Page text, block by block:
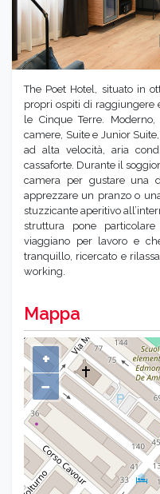
The Poet Hotel, situato in
propri ospiti di raggiungere
le Cinque Terre.
camere, Suite e Junior
ad alta velocità, aria
cassaforte. Durante il
camera per gustare una
apprezzare un pranzo o
stuzzicante aperitivo
struttura pone
viaggiano per lavoro e
tranquillo, ricercato e
working.
Mappa
+
−